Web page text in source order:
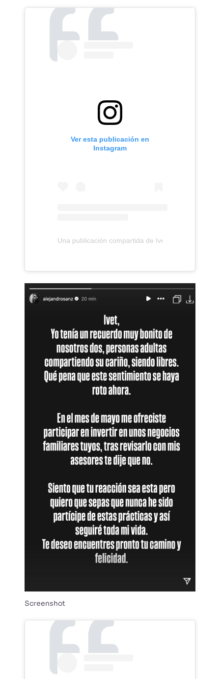
Ver esta publicación en
Instagram
Una publicación compartida de Ivet (@ivetplaya)
Screenshot